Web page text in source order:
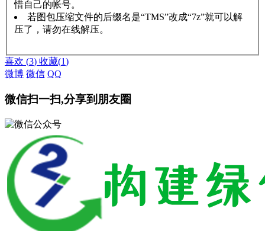
惜自己的帐号。
若图包压缩文件的后缀名是“TMS”改成“7z”就可以解
压了，请勿在线解压。
喜欢 (3) 收藏(1)
微博 微信 QQ
微信扫一扫,分享到朋友圈